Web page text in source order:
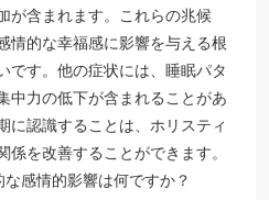
が含まれます。これらの兆候
情的な幸福感に影響を与える根
です。他の症状には、睡眠パタ
中力の低下が含まれることがあ
に認識することは、ホリスティ
を改善することができます。
感情的影響は何ですか？